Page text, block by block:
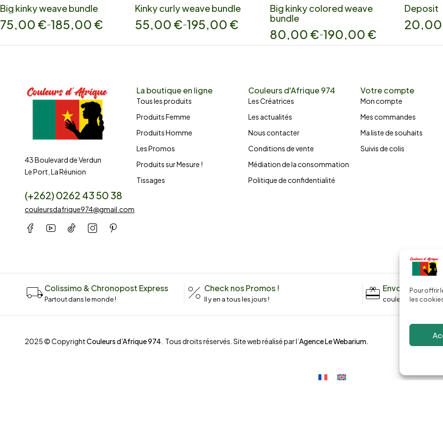
Pour offrir
les
Big kinky weave bundle
75,00 €–185,00 €
Kinky curly weave bundle
55,00 €–195,00 €
Big kinky colored weave
bundle
80,00 €–190,00 €
Deposit
43 Boulevard de Verdun
Le Port, La Réunion
(+262) 0262 43 50 38
couleursdafrique974@gmail.com
La boutique en ligne
Tous les produits
Produits Femme
Produits Homme
Les Promos
Produits sur Mesure !
Tissages
Couleurs d'Afrique 974
Les Créatrices
Les actualités
Nous contacter
Conditions de vente
Médiation de la consommation
Politique de confidentialité
Votre compte
Mon compte
Mes commandes
Ma liste de souhaits
Suivis de colis
Colissimo & Chronopost Express
Partout dans le monde !
Check nos Promos !
Il y en a tous les jours !
Envoyez un
2025 © CopyrightCouleurs d’Afrique 974 . Tous droits réservés. Site web réalisé par l’Agence Le Webarium.